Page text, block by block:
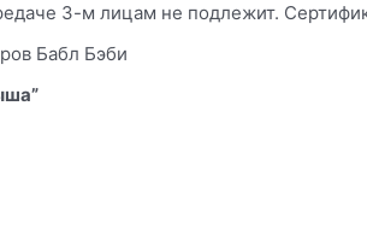
3-м лицам не подлежит.